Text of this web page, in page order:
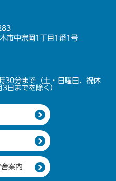
市中宗岡1丁目1番1号
30分まで（土・日曜日、祝休
日までを除く）
案内